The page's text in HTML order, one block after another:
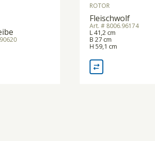
ROTOR
Fleischwolf
Art. # 8006.96174
L 41,2 cm
B 27 cm
H 59,1 cm